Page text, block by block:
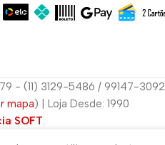
- (11) 3129-5486 / 99147-3092
mapa) | Loja Desde: 1990
SOFT.